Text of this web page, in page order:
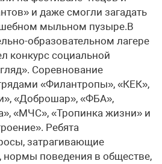
и даже смогли загадать
мыльном пузыре.В
образовательном лагере
конкурс социальной
Соревнование
«Филантропы», «КЕК»,
«Доброшар», «ФБА»,
«МЧС», «Тропинка жизни» и
Ребята
затрагивающие
нормы поведения в обществе,